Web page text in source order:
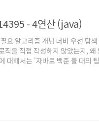
- 4연산 (java)
요 알고리즘 개념 너비 우선 탐
직을 직접 작성하지 않았는지,
대해서는 '자바로 백준 풀 때의
BFS를 모른다면 'BFS 알고리즘